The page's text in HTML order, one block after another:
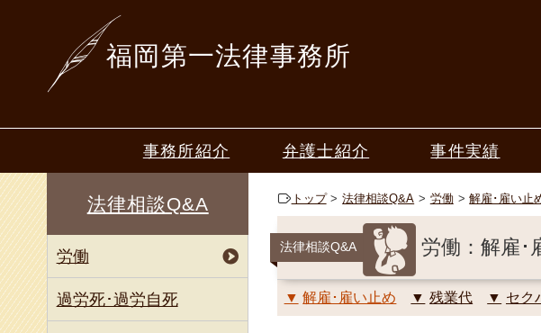
福岡第一法律事務所
事務所紹介 弁護士紹介
梶原 恒夫
深堀 寿美
中山 篤志
事件実績
トップ 法律相談Q&A 労働 解雇･雇い止
法律相談Q&A 労働：解雇･
解雇･雇い止め 残業代 セク
法律相談Q&A
労働
過労死･過労自死